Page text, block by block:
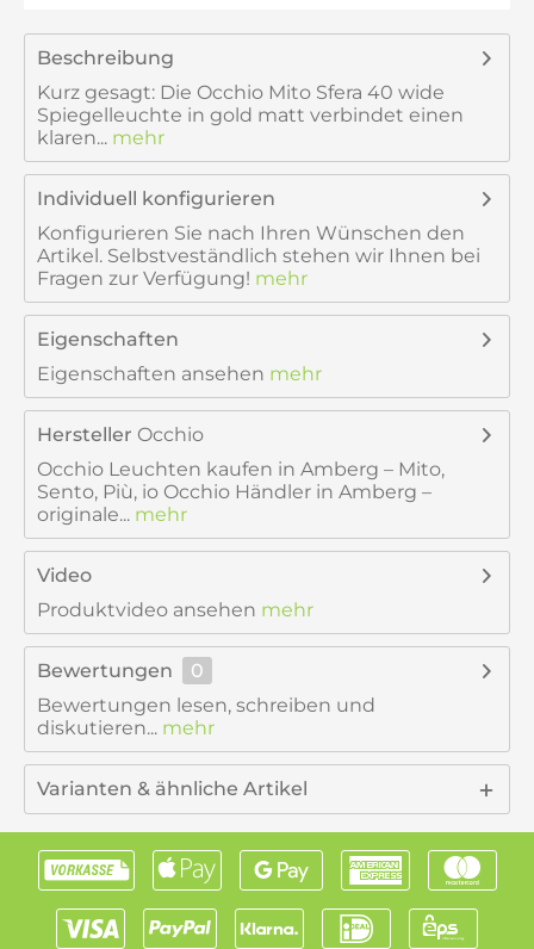
Beschreibung
Kurz gesagt: Die Occhio Mito Sfera 40 wide
Spiegelleuchte in gold matt verbindet einen
klaren... mehr
Individuell konfigurieren
Konfigurieren Sie nach Ihren Wünschen den
Artikel. Selbstveständlich stehen wir Ihnen bei
Fragen zur Verfügung! mehr
Eigenschaften
Eigenschaften ansehen mehr
Hersteller Occhio
Occhio Leuchten kaufen in Amberg – Mito,
Sento, Più, io Occhio Händler in Amberg –
originale... mehr
Video
Produktvideo ansehen mehr
Bewertungen
0
Bewertungen lesen, schreiben und
diskutieren... mehr
Varianten & ähnliche Artikel